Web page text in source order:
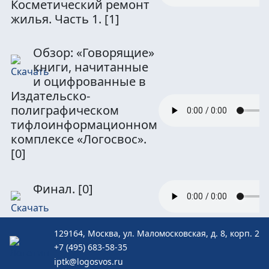
Косметический ремонт
жилья. Часть 1. [1]
Обзор: «Говорящие»
книги, начитанные
и оцифрованные в
Издательско-
полиграфическом
тифлоинформационном
комплексе «Логосвос».
[0]
Финал. [0]
129164, Москва, ул. Маломосковская, д. 8, корп. 2
+7 (495) 683-58-35
iptk@logosvos.ru